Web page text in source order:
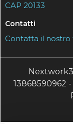
CAP 20133
Contatti
Contatta il
13868590962